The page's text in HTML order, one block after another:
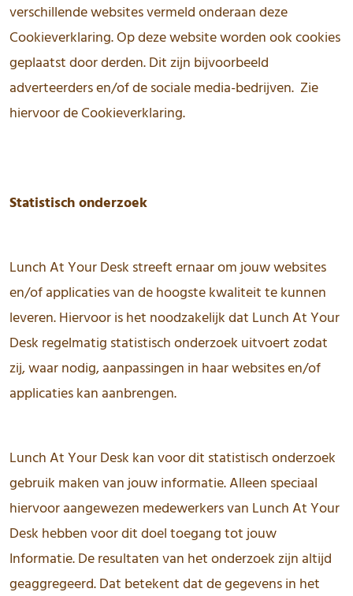
verschillende websites vermeld onderaan deze
Cookieverklaring. Op deze website worden ook cookies
geplaatst door derden. Dit zijn bijvoorbeeld
adverteerders en/of de sociale media-bedrijven. Zie
hiervoor de Cookieverklaring.
Statistisch onderzoek
Lunch At Your Desk streeft ernaar om jouw websites
en/of applicaties van de hoogste kwaliteit te kunnen
leveren. Hiervoor is het noodzakelijk dat Lunch At Your
Desk regelmatig statistisch onderzoek uitvoert zodat
zij, waar nodig, aanpassingen in haar websites en/of
applicaties kan aanbrengen.
Lunch At Your Desk kan voor dit statistisch onderzoek
gebruik maken van jouw informatie. Alleen speciaal
hiervoor aangewezen medewerkers van Lunch At Your
Desk hebben voor dit doel toegang tot jouw
Informatie. De resultaten van het onderzoek zijn altijd
geaggregeerd. Dat betekent dat de gegevens in het